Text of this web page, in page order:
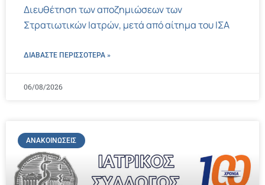
Διευθέτηση των αποζημιώσεων των
Στρατιωτικών Ιατρών, μετά από αίτημα του ΙΣΑ
ΔΙΑΒΑΣΤΕ ΠΕΡΙΣΣΌΤΕΡΑ »
06/08/2026
ΑΝΑΚΟΙΝΏΣΕΙΣ